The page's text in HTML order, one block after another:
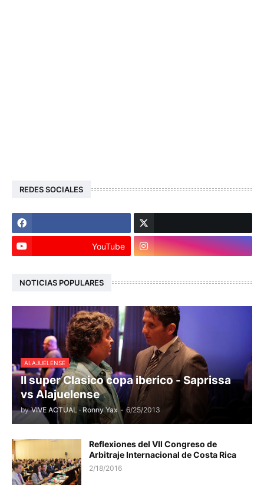
REDES SOCIALES
YouTube
NOTICIAS POPULARES
ALAJUELENSE
II super Clasico copa iberico - Saprissa
vs Alajuelense
by VIVE ACTUAL · Ronny Yax - 6/25/2013
Reflexiones del VII Congreso de
Arbitraje Internacional de Costa Rica
2/18/2016